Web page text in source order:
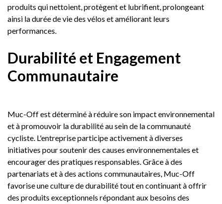
produits qui nettoient, protègent et lubrifient, prolongeant
ainsi la durée de vie des vélos et améliorant leurs
performances.
Durabilité et Engagement
Communautaire
Muc-Off est déterminé à réduire son impact environnemental
et à promouvoir la durabilité au sein de la communauté
cycliste. L'entreprise participe activement à diverses
initiatives pour soutenir des causes environnementales et
encourager des pratiques responsables. Grâce à des
partenariats et à des actions communautaires, Muc-Off
favorise une culture de durabilité tout en continuant à offrir
des produits exceptionnels répondant aux besoins des